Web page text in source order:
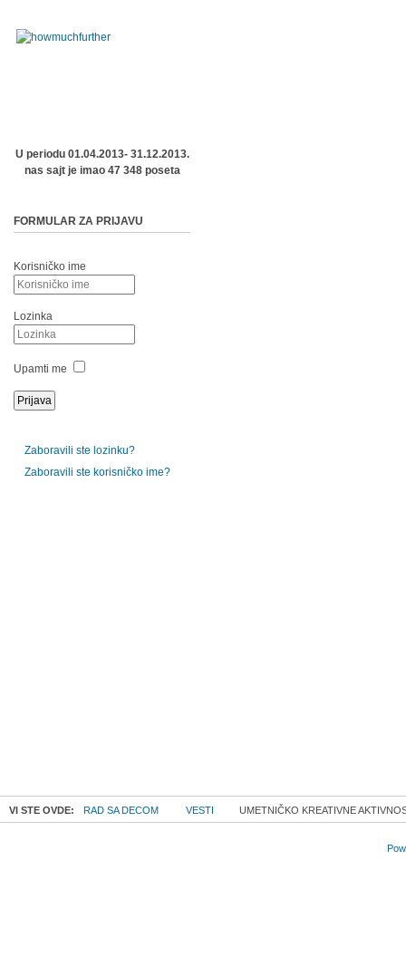
U periodu 01.04.2013- 31.12.2013.
nas sajt je imao 47 348 poseta
FORMULAR ZA PRIJAVU
Korisničko ime
Lozinka
Upamti me
Zaboravili ste lozinku?
Zaboravili ste korisničko ime?
VI STE OVDE: RAD SA DECOM VESTI UMETNIČKO KREATIVNE